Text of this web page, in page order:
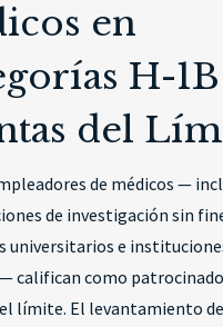
en
H-1B
del
de médicos —
de investigación sin
universitarios e
califican como
límite. El levantamiento